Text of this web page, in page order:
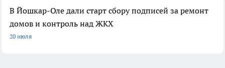
В Йошкар-Оле дали старт сбору подписей за ремонт
домов и контроль над ЖКХ
20 июля